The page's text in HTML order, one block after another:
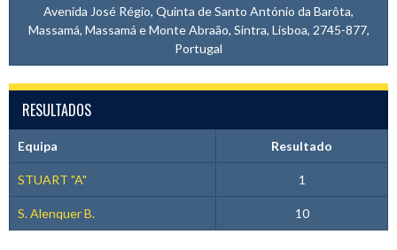
Avenida José Régio, Quinta de Santo António da Barôta,
Massamá, Massamá e Monte Abraão, Sintra, Lisboa, 2745-877,
Portugal
RESULTADOS
Equipa Resultado
STUART "A" 1
S. Alenquer B. 10